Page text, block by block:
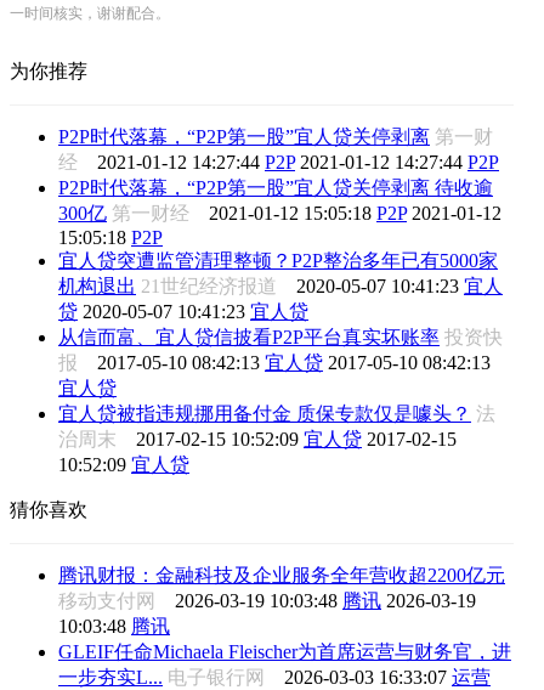
一时间核实，谢谢配合。
为你推荐
P2P时代落幕，“P2P第一股”宜人贷关停剥离 第一财
经 2021-01-12 14:27:44 P2P 2021-01-12 14:27:44 P2P
P2P时代落幕，“P2P第一股”宜人贷关停剥离 待收逾
300亿 第一财经 2021-01-12 15:05:18 P2P 2021-01-12
15:05:18 P2P
宜人贷突遭监管清理整顿？P2P整治多年已有5000家
机构退出 21世纪经济报道 2020-05-07 10:41:23 宜人
贷 2020-05-07 10:41:23 宜人贷
从信而富、宜人贷信披看P2P平台真实坏账率 投资快
报 2017-05-10 08:42:13 宜人贷 2017-05-10 08:42:13
宜人贷
宜人贷被指违规挪用备付金 质保专款仅是噱头？ 法
治周末 2017-02-15 10:52:09 宜人贷 2017-02-15
10:52:09 宜人贷
猜你喜欢
腾讯财报：金融科技及企业服务全年营收超2200亿元
移动支付网 2026-03-19 10:03:48 腾讯 2026-03-19
10:03:48 腾讯
GLEIF任命Michaela Fleischer为首席运营与财务官，进
一步夯实L... 电子银行网 2026-03-03 16:33:07 运营